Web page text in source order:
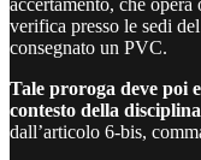
verifica presso le sedi
consegnato un PVC.
Tale proroga deve poi
contesto della
dall’articolo 6-bis,